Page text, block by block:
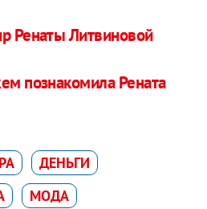
Ренаты Литвиновой
познакомила Рената
ДЕНЬГИ
МОДА